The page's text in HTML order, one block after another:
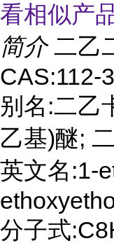
看相似产
简介 二乙
CAS:112-
别名:二乙
乙基)醚;
英文名:1-
分子式